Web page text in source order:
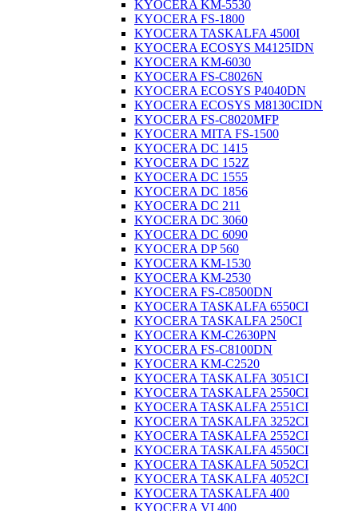
KYOCERA KM-5530
KYOCERA FS-1800
KYOCERA TASKALFA 4500I
KYOCERA ECOSYS M4125IDN
KYOCERA KM-6030
KYOCERA FS-C8026N
KYOCERA ECOSYS P4040DN
KYOCERA ECOSYS M8130CIDN
KYOCERA FS-C8020MFP
KYOCERA MITA FS-1500
KYOCERA DC 1415
KYOCERA DC 152Z
KYOCERA DC 1555
KYOCERA DC 1856
KYOCERA DC 211
KYOCERA DC 3060
KYOCERA DC 6090
KYOCERA DP 560
KYOCERA KM-1530
KYOCERA KM-2530
KYOCERA FS-C8500DN
KYOCERA TASKALFA 6550CI
KYOCERA TASKALFA 250CI
KYOCERA KM-C2630PN
KYOCERA FS-C8100DN
KYOCERA KM-C2520
KYOCERA TASKALFA 3051CI
KYOCERA TASKALFA 2550CI
KYOCERA TASKALFA 2551CI
KYOCERA TASKALFA 3252CI
KYOCERA TASKALFA 2552CI
KYOCERA TASKALFA 4550CI
KYOCERA TASKALFA 5052CI
KYOCERA TASKALFA 4052CI
KYOCERA TASKALFA 400
KYOCERA VI 400